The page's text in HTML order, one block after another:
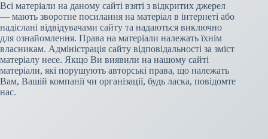
Всі матеріали на даному сайті взяті з відкритих джерел
— мають зворотне посилання на матеріал в інтернеті або
надіслані відвідувачами сайту та надаються виключно
для ознайомлення. Права на матеріали належать їхнім
власникам. Адміністрація сайту відповідальності за зміст
матеріалу несе. Якщо Ви виявили на нашому сайті
матеріали, які порушують авторські права, що належать
Вам, Вашій компанії чи організації, будь ласка, повідомте
нас.